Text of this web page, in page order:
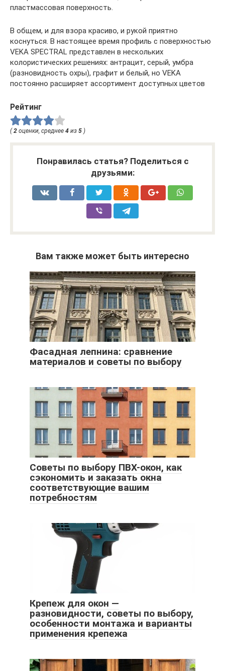
пластмассовая поверхность.
В общем, и для взора красиво, и рукой приятно
коснуться. В настоящее время профиль с поверхностью
VEKA SPECTRAL представлен в нескольких
колористических решениях: антрацит, серый, умбра
(разновидность охры), графит и белый, но VEKA
постоянно расширяет ассортимент доступных цветов
Рейтинг
( 2 оценки, среднее 4 из 5 )
Понравилась статья? Поделиться с
друзьями:
Вам также может быть интересно
Фасадная лепнина: сравнение
материалов и советы по выбору
Советы по выбору ПВХ-окон, как
сэкономить и заказать окна
соответствующие вашим
потребностям
Крепеж для окон —
разновидности, советы по выбору,
особенности монтажа и варианты
применения крепежа